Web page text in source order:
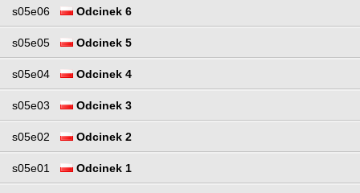
s05e06 Odcinek 6
s05e05 Odcinek 5
s05e04 Odcinek 4
s05e03 Odcinek 3
s05e02 Odcinek 2
s05e01 Odcinek 1